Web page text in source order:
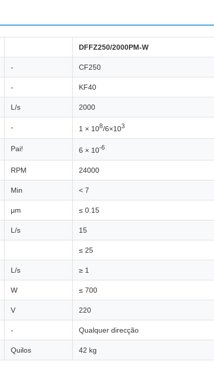
DFFZ250/2000PM-W
- CF250
- KF40
L/s 2000
- 1 × 108/6×103
Pai! 6 × 10-6
RPM 24000
Min < 7
μm ≤ 0.15
L/s 15
≤ 25
L/s ≥ 1
W ≤ 700
V 220
- Qualquer direcção
Quilos 42 kg